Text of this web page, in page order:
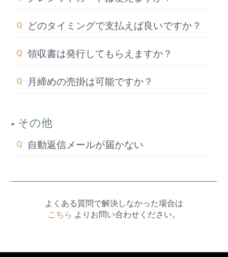
どのタイミングで支払えば良いですか？
領収書は発行してもらえますか？
月締めの売掛は可能ですか？
その他
自動返信メールが届かない
よくある質問で解決しなかった場合は
こちら よりお問い合わせください。